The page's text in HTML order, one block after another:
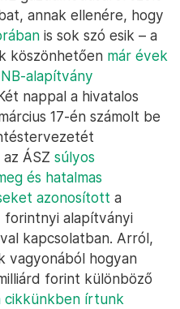
annak ellenére, hogy
is sok szó esik – a
köszönhetően már évek
alapítvány
nappal a hivatalos
17-én számolt be
ÁSZ súlyos
és hatalmas
azonosított a
forintnyi alapítványi
kapcsolatban. Arról,
vagyonából hogyan
forint különböző
cikkünkben írtunk